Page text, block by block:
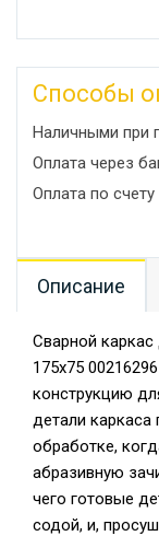
Способы
Наличными при
Оплата через
Оплата по счету
Описание
Сварной
175x75
конструкцию
детали каркаса
обработке,
абразивную
чего готовые
содой, и,